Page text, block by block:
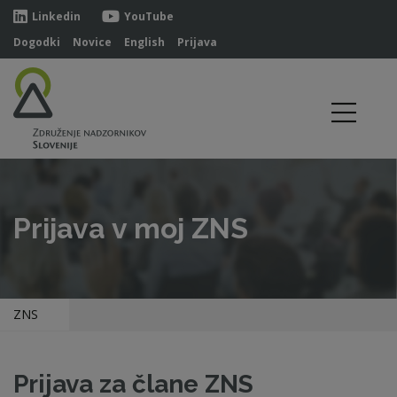
Linkedin
YouTube
Dogodki
Novice English Prijava
Prijava v moj ZNS
ZNS
Prijava za člane ZNS